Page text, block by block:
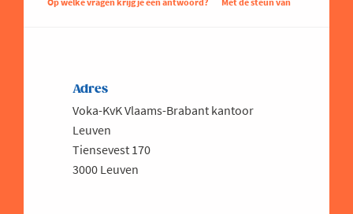
Adres
Voka-KvK Vlaams-Brabant kantoor
Leuven
Tiensevest 170
3000 Leuven